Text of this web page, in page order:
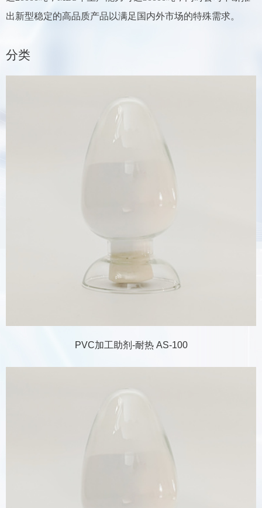
出新型稳定的高品质产品以满足国内外市场的特殊需求。
分类
PVC加工助剂-耐热 AS-100